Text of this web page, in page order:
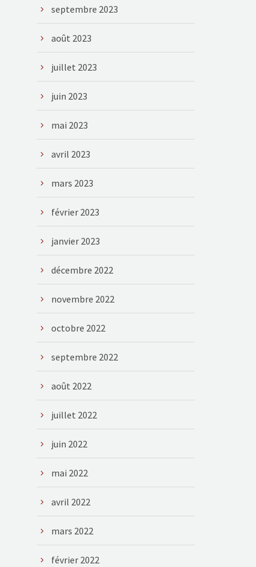
septembre 2023
août 2023
juillet 2023
juin 2023
mai 2023
avril 2023
mars 2023
février 2023
janvier 2023
décembre 2022
novembre 2022
octobre 2022
septembre 2022
août 2022
juillet 2022
juin 2022
mai 2022
avril 2022
mars 2022
février 2022